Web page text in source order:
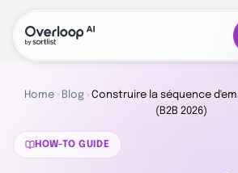
Home › Blog › Construire la séquence
(B2B 2026)
HOW-TO GUIDE